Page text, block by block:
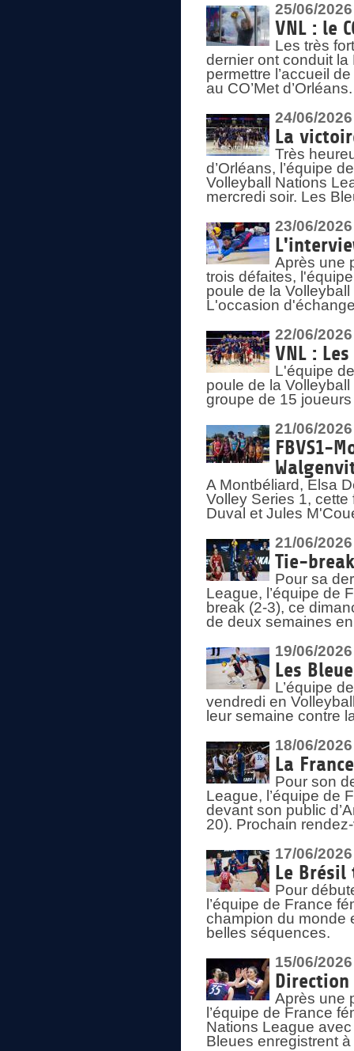
25/06/2026
VNL : le
Les très
dernier ont conduit
permettre l’accueil
au CO’Met d’Orléans.
24/06/2026
La
Très
d’Orléans, l’équipe
Volleyball Nations
mercredi soir. Les
23/06/2026
Après une
trois défaites,
poule de la
L'occasion
22/06/2026
VNL :
L'équipe
poule de la
groupe de 15
21/06/2026
FBVS1-
A Montbéliard, Elsa
Volley Series 1,
Duval et Jules
21/06/2026
Tie-
Pour sa
League, l’équipe de
break (2-3), ce
de deux semaines
19/06/2026
Les
L’équipe
vendredi en
leur semaine contre
18/06/2026
La
Pour son
League, l’équipe de
devant son public
20). Prochain
17/06/2026
Le
Pour
l’équipe de France
champion du monde
belles séquences.
15/06/2026
Après une
l’équipe de France
Nations League
Bleues enregistrent